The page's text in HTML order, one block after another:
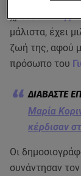
χρόνοΓιάννης
μάλιστα, έχει
ζωή της, αφού
πρόσωπο του
Μαρία
κέρδισαν
Oι
συνάντησαν